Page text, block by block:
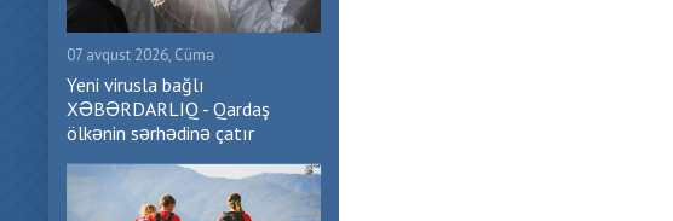
07 avqust 2026, Cümə
Yeni virusla bağlı
XƏBƏRDARLIQ - Qardaş
ölkənin sərhədinə çatır